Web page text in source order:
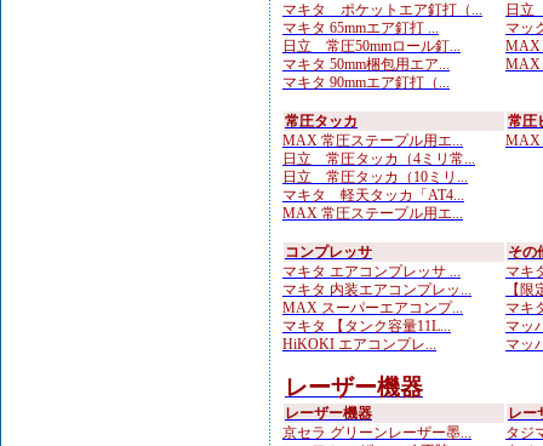
マキタ ポケットエア釘打（...
マキタ 65mmエア釘打 ...
日立 常圧50mmロール釘...
マキタ 50mm梱包用エア...
マキタ 90mmエア釘打（...
日立
マッ
MAX
MAX
常圧タッカ
MAX 常圧ステープル用エ...
日立 常圧タッカ（4ミリ常...
日立 常圧タッカ（10ミリ...
マキタ 軽天タッカ「AT4...
MAX 常圧ステープル用エ...
常圧
MAX
コンプレッサ
マキタ エアコンプレッサ ...
マキタ 内装エアコンプレッ...
MAX スーパーエアコンプ...
マキタ 【タンク容量11L...
HiKOKI エアコンプレ...
その
マキ
【
マキ
マッ
マッ
レーザー機器
レーザー機器
京セラ グリーンレーザー墨...
レー
タジ